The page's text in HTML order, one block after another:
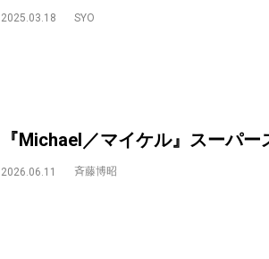
2025.03.18 SYO
『Michael／マイケル』スーパ
2026.06.11 斉藤博昭